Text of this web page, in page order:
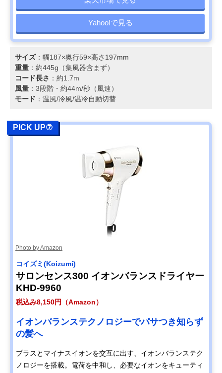
Yahoo!で見る
サイズ：幅187×奥行59×高さ197mm
重量 ：約445g（集風器含まず）
コード長さ ：約1.7m
風量 ：3段階・約44m/秒（風速）
モード ：温風/冷風/温冷自動切替
PICK UP⑦
Photo by Amazon
コイズミ(Koizumi)
サロンセンス300 イオンバランスドライヤー
KHD-9960
税込み8,150円（Amazon）
イオンバランステクノロジーでパサつき知らず
の髪へ
プラスとマイナスイオンを交互に出す、イオンバランステク
ノロジーを搭載。電荷を中和し、必要なイオンをキューティ